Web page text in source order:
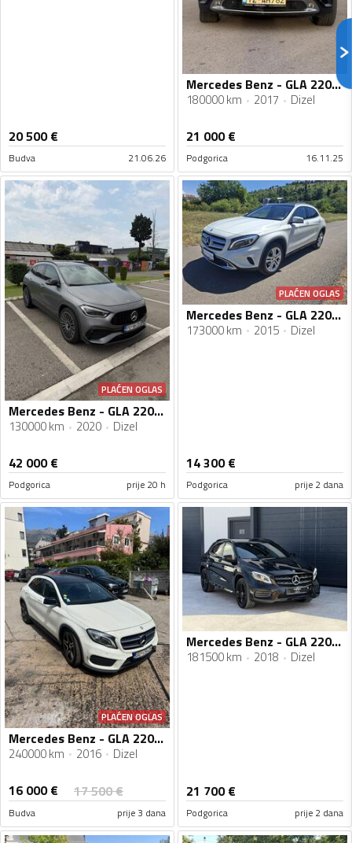
20 500€
Budva 21.06.26
Mercedes Benz - GLA 220 - GLA 220 D 4MATIC
180000 km 2017 Dizel
21 000€
Podgorica 16.11.25
PLAĆEN OGLAS
Mercedes Benz - GLA 220 - AMG 4 MATIC LIMITED EDITION
130000 km 2020 Dizel
42 000€
Podgorica prije 20 h
PLAĆEN OGLAS
Mercedes Benz - GLA 220 - 220 cdi
173000 km 2015 Dizel
14 300€
Podgorica prije 2 dana
PLAĆEN OGLAS
Mercedes Benz - GLA 220 - GLA 220D 4MATIC AMG
240000 km 2016 Dizel
16 000€ 17 500€
Budva prije 3 dana
Mercedes Benz - GLA 220 - 4MATIC AMG Line - Night Edition (Premium Plus)
181500 km 2018 Dizel
21 700€
Podgorica prije 2 dana